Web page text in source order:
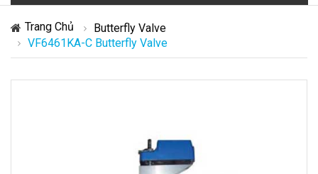
Trang Chủ
Butterfly Valve
VF6461KA-C Butterfly Valve